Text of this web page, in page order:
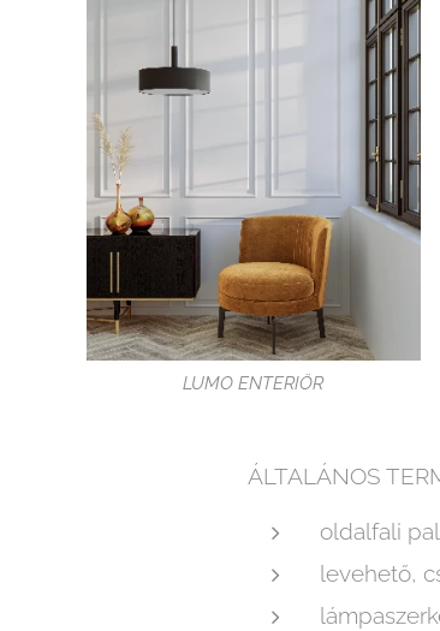
LUMO ENTERIÖR
ÁLTALÁNOS
oldalfali
levehető,